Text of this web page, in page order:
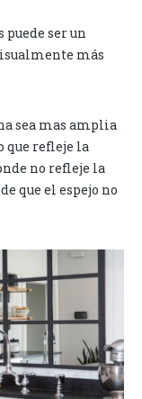
puede ser un
más
sea mas amplia
que refleje la
no refleje la
que el espejo no